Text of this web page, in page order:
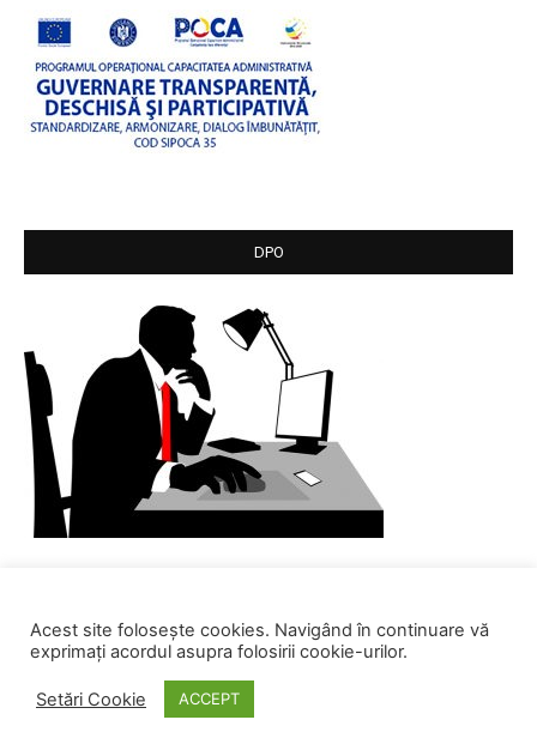
DPO
© SC Centrul de Calcul SA. All rights reserved.
Acest site folosește cookies. Navigând în continuare vă
exprimați acordul asupra folosirii cookie-urilor.
Setări Cookie ACCEPT